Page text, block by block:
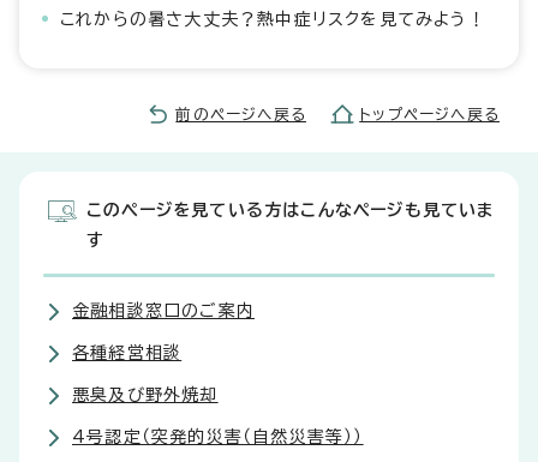
これからの暑さ大丈夫？熱中症リスクを見てみよう！
前のページへ戻る トップページへ戻る
このページを見ている方はこんなページも見ていま
す
金融相談窓口のご案内
各種経営相談
悪臭及び野外焼却
4号認定（突発的災害（自然災害等））